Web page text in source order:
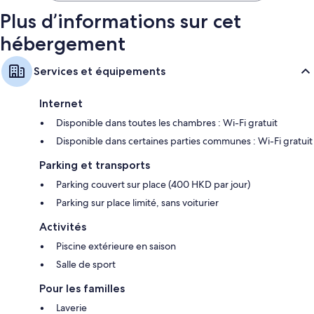
Plus d’informations sur cet
hébergement
Services et équipements
Internet
Disponible dans toutes les chambres : Wi-Fi gratuit
Disponible dans certaines parties communes : Wi-Fi gratuit
Parking et transports
Parking couvert sur place (400 HKD par jour)
Parking sur place limité, sans voiturier
Activités
Piscine extérieure en saison
Salle de sport
Pour les familles
Laverie